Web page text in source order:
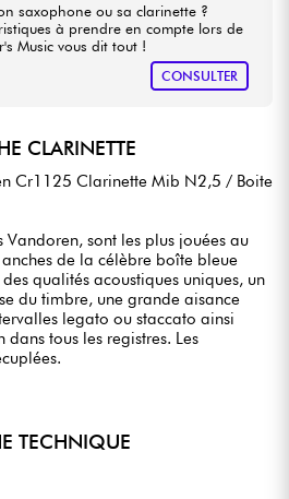
saxophone ou sa clarinette ?
à prendre en compte lors de
Music vous dit tout !
CONSULTER
CLARINETTE
Cr1125 Clarinette Mib N2,5 / Boite
Vandoren, sont les plus jouées au
de la célèbre boîte bleue
qualités acoustiques uniques, un
du timbre, une grande aisance
legato ou staccato ainsi
dans tous les registres. Les
TECHNIQUE